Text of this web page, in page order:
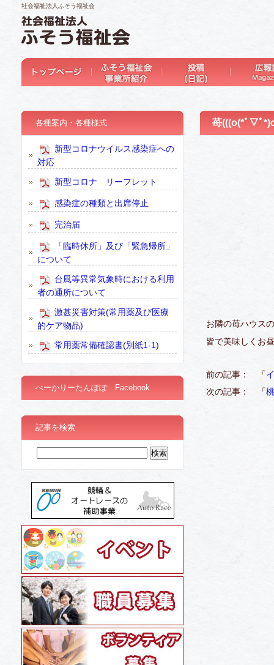
社会福祉法人ふそう福祉会
苺(((o(*ﾟ▽ﾟ
お隣の苺ハウス
皆で美味しくお
前の記事： 「
次の記事： 「
各種案内・各種様式
新型コロナウイルス感染症への
対応
新型コロナ リーフレット
感染症の種類と出席停止
完治届
「臨時休所」及び「緊急帰所」
について
台風等異常気象時における利用
者の通所について
激甚災害対策(常用薬及び医療
的ケア物品)
常用薬常備確認書(別紙1-1)
べーかりーたんぽぽ Facebook
記事を検索